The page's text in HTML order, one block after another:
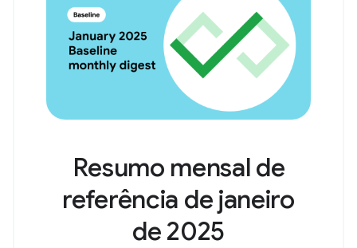
Resumo mensal de
referência de janeiro
de 2025